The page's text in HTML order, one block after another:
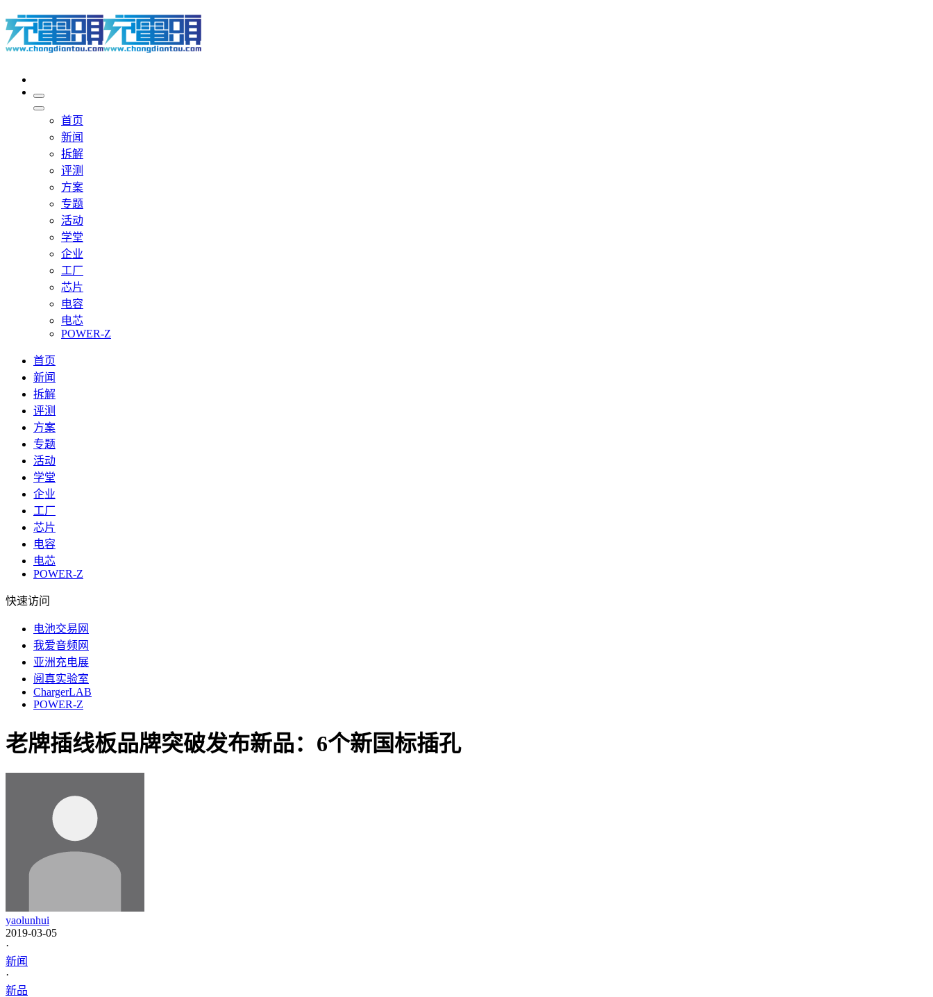
首页
新闻
拆解
评测
方案
专题
活动
学堂
企业
工厂
芯片
电容
电芯
POWER-Z
首页
新闻
拆解
评测
方案
专题
活动
学堂
企业
工厂
芯片
电容
电芯
POWER-Z
快速访问
电池交易网
我爱音频网
亚洲充电展
阅真实验室
ChargerLAB
POWER-Z
老牌插线板品牌突破发布新品：6个新国标插孔
yaolunhui
2019-03-05
·
新闻
·
新品